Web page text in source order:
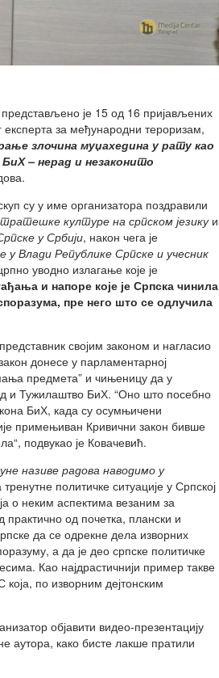
је 15 од 16 пријављених
за међународни тероризам,
злочина муџахедина у рату као
– нерад и незаконито
су у име организатора поздравили
културе на српском језикуи
у Србији, након чега је
Влади Републике Српске и учесник
уводно излагање које је
и напоре које је Српска чинила
пре него што се одлучила
својим законом и нагласио
донесе у парламентарној
предмета” и чињеницу да у
и Тужилаштво БиХ. “Оно што посебно
БиХ, када су осумњичени
примењиван Кривични закон бивше
подвукао је Ковачевић.
називе радова наводимо у
политичке ситуације у Српској
о неким аспектима везаним за
практично од почетка, плански и
да се одрекне дела изворних
а да је део српске политичке
Као најдрастичнији пример такве
по изворним дејтонским
објавити видео-презентацију
аутора, како бисте лакше пратили